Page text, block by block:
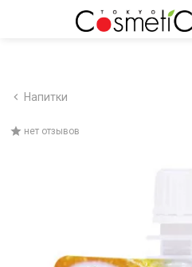
Напитки
нет отзывов